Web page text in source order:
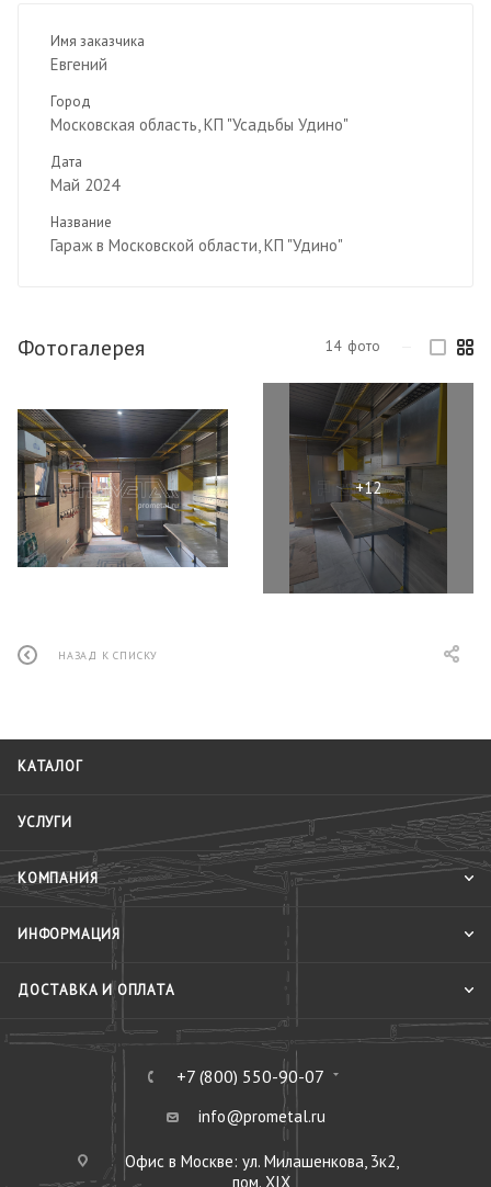
Имя заказчика
Евгений
Город
Московская область, КП "Усадьбы Удино"
Дата
Май 2024
Название
Гараж в Московской области, КП "Удино"
Фотогалерея 14 фото
НАЗАД К СПИСКУ
КАТАЛОГ
УСЛУГИ
КОМПАНИЯ
ИНФОРМАЦИЯ
ДОСТАВКА И ОПЛАТА
+7 (800) 550-90-07
info@prometal.ru
Офис в Москве: ул. Милашенкова, 3к2,
пом. XIX